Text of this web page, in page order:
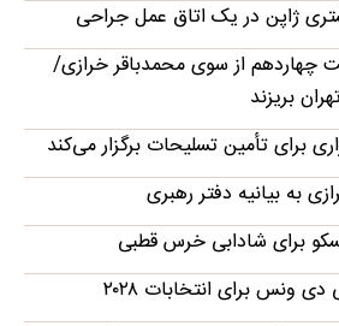
چهاردهم از سوی محمدباقر خرازی/
بریزند
برای تأمین تسلیحات برگزار می‌کند
به بیانیه دفتر رهبری
برای شادابی خرس قطبی
ونس برای انتخابات ۲۰۲۸